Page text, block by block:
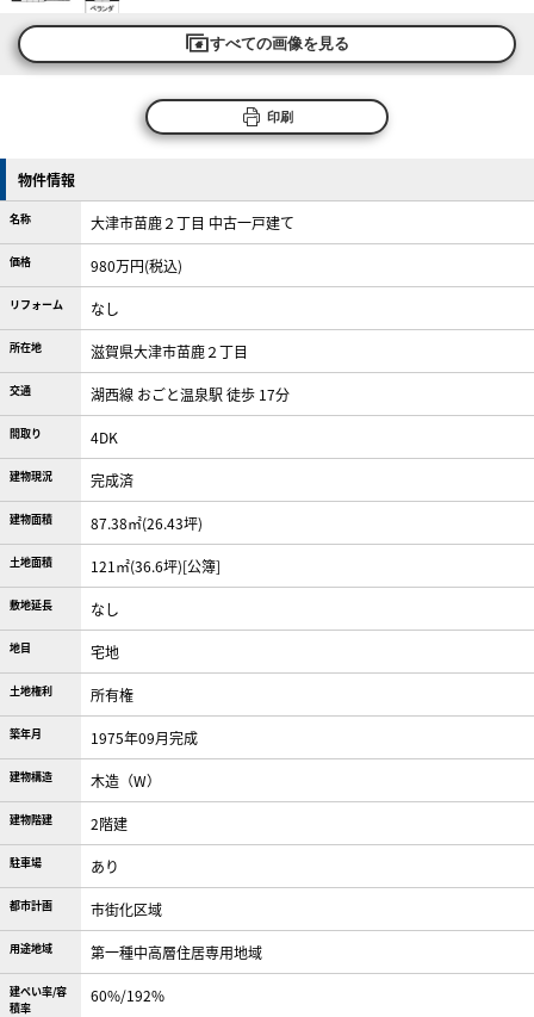
すべての画像を見る
印刷
物件情報
名称 大津市苗鹿２丁目 中古一戸建て
価格 980万円(税込)
リフォーム なし
所在地 滋賀県大津市苗鹿２丁目
交通 湖西線 おごと温泉駅 徒歩 17分
間取り 4DK
建物現況 完成済
建物面積 87.38㎡(26.43坪)
土地面積 121㎡(36.6坪)[公簿]
敷地延長 なし
地目 宅地
土地権利 所有権
築年月 1975年09月完成
建物構造 木造（W）
建物階建 2階建
駐車場 あり
都市計画 市街化区域
用途地域 第一種中高層住居専用地域
建ぺい率/容
積率
60%/192%